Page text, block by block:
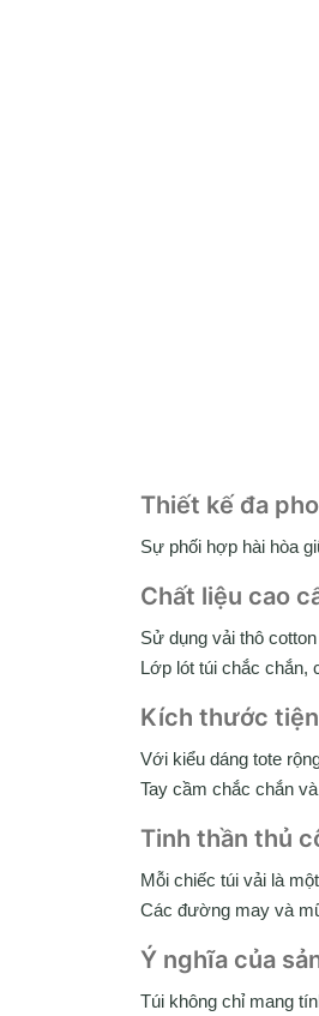
Thiết kế đa
Sự phối hợp hài hòa
Chất liệu cao
Sử dụng vải thô
Lớp lót túi chắc chắn,
Kích thước
Với kiểu dáng tote
Tay cầm chắc chắn
Tinh thần thủ
Mỗi chiếc túi vải là
Các đường may và
Ý nghĩa của
Túi không chỉ mang